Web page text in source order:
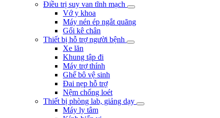
Điều trị suy van tĩnh mạch
Vớ y khoa
Máy nén ép ngắt quãng
Gối kê chân
Thiết bị hỗ trợ người bệnh
Xe lăn
Khung tập đi
Máy trợ thính
Ghế bô vệ sinh
Đai nẹp hỗ trợ
Nệm chống loét
Thiết bị phòng lab, giảng dạy
Máy ly tâm